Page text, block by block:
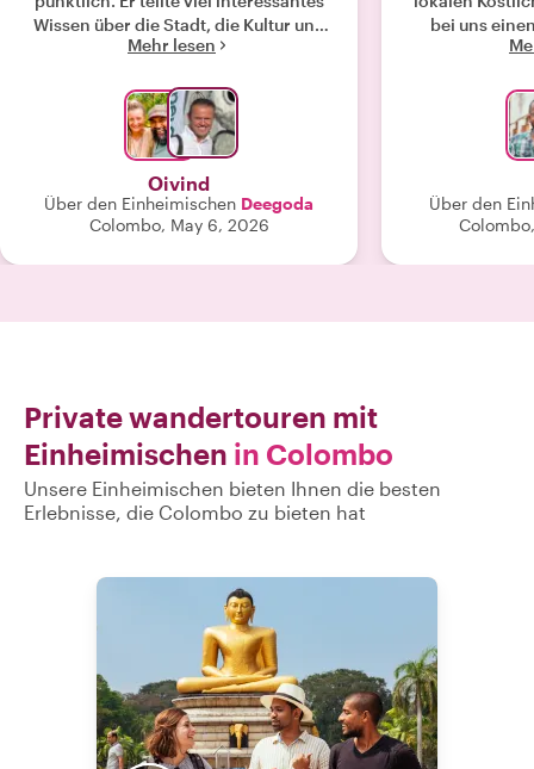
Wissen über die Stadt, die Kultur und
das lokale Leben und machte die
als auch unvergesslich. Wir hatten
auch das Gefühl, dass wir ein
ausgezeichnetes Preis-Leistungs-
Verhältnis hatten. Der Service war von
Anfang bis Ende großzügig, gut
organisiert und persönlich. Sehr zu
empfehlen für alle, die Sri Lanka
besuchen!"
Mehr lesen
Oivind
Über den Einheimischen Deegoda
Colombo, May 6, 2026
bei uns
wunderbaren
Über den
Private wandertouren mit
Einheimischen in Colombo
Unsere Einheimischen bieten Ihnen die besten
Erlebnisse, die Colombo zu bieten hat